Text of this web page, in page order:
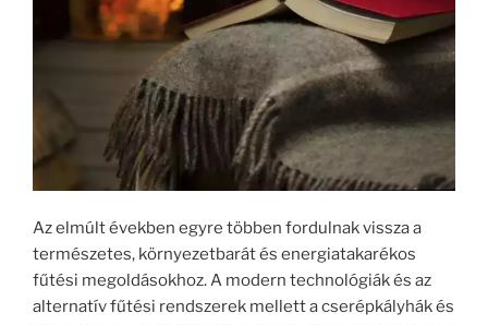
Az elmúlt években egyre többen fordulnak vissza a
természetes, környezetbarát és energiatakarékos
fűtési megoldásokhoz. A modern technológiák és az
alternatív fűtési rendszerek mellett a cserépkályhák és